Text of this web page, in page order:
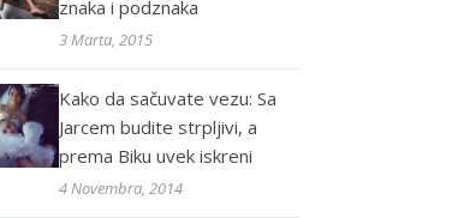
znaka i podznaka
3 Marta, 2015
Kako da sačuvate vezu: Sa
Jarcem budite strpljivi, a
prema Biku uvek iskreni
4 Novembra, 2014